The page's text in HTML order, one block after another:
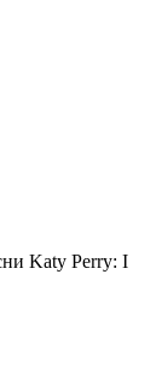
Katy Perry: I